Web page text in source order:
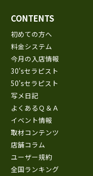
CONTENTS
初めての方へ
料金システム
今月の入店情報
30'sセラピスト
50'sセラピスト
写メ日記
よくあるＱ＆Ａ
イベント情報
取材コンテンツ
店舗コラム
ユーザー規約
全国ランキング